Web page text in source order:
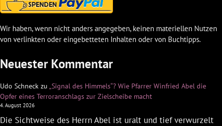
Wir haben, wenn nicht anders angegeben, keinen materiellen Nutzen
von verlinkten oder eingebetteten Inhalten oder von Buchtipps.
Neuester Kommentar
Udo Schneck zu „Signal des Himmels“? Wie Pfarrer Winfried Abel die
Opfer eines Terroranschlags zur Zielscheibe macht
4. August 2026
Die Sichtweise des Herrn Abel ist uralt und tief verwurzelt